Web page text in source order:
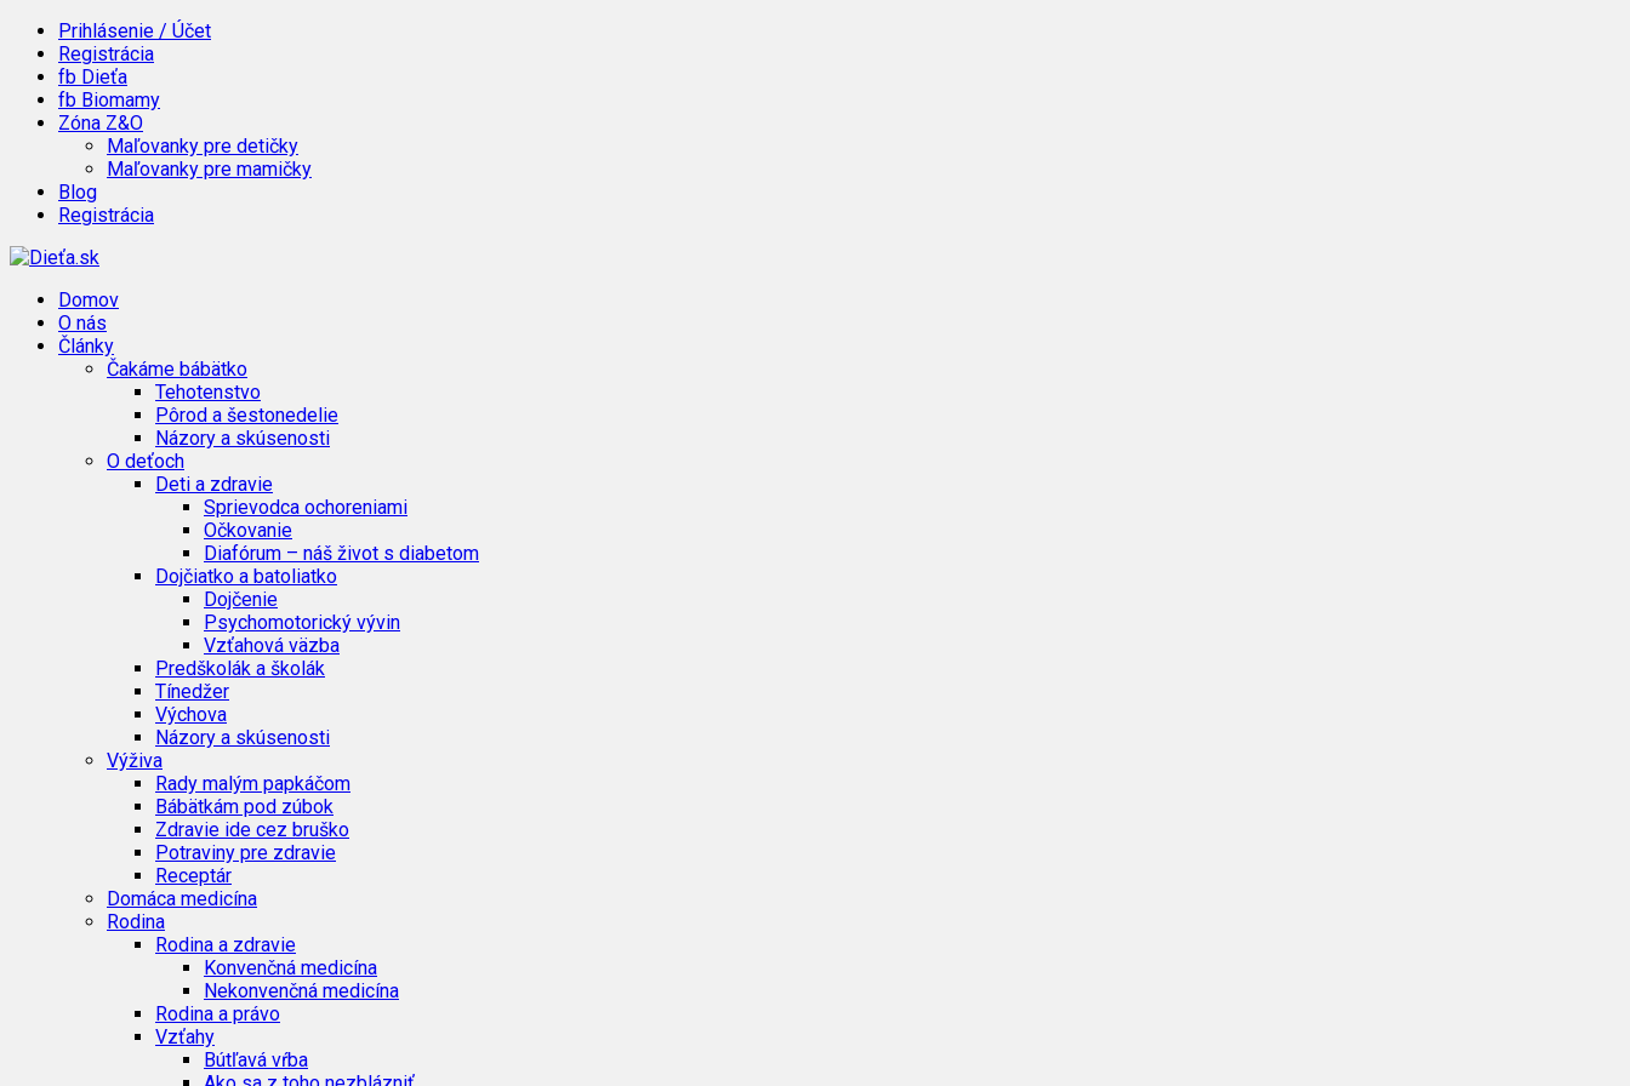
Prihlásenie / Účet
Registrácia
fb Dieťa
fb Biomamy
Zóna Z&O
Maľovanky pre detičky
Maľovanky pre mamičky
Blog
Registrácia
Domov
O nás
Články
Čakáme bábätko
Tehotenstvo
Pôrod a šestonedelie
Názory a skúsenosti
O deťoch
Deti a zdravie
Sprievodca ochoreniami
Očkovanie
Diafórum – náš život s diabetom
Dojčiatko a batoliatko
Dojčenie
Psychomotorický vývin
Vzťahová väzba
Predškolák a školák
Tínedžer
Výchova
Názory a skúsenosti
Výživa
Rady malým papkáčom
Bábätkám pod zúbok
Zdravie ide cez bruško
Potraviny pre zdravie
Receptár
Domáca medicína
Rodina
Rodina a zdravie
Konvenčná medicína
Nekonvenčná medicína
Rodina a právo
Vzťahy
Bútľavá vŕba